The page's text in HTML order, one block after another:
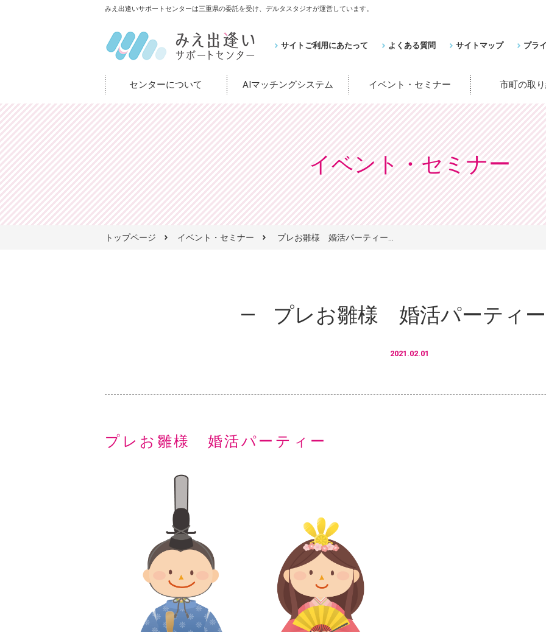
みえ出逢いサポートセンターは三重県の委託を受け、デルタスタジオが運営しています。
サイトご利用にあたって よくある質問 サイトマップ プラ
センターについて AIマッチングシステム イベント・セミナー 市町の取
イベント・セミナー
トップページ イベント・セミナー プレお雛様 婚活パーティー...
プレお雛様 婚活パーティ
2021.02.01
プレお雛様 婚活パーティー